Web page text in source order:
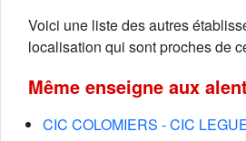
Voici une liste des autres
localisation qui sont proches de
Même enseigne aux
CIC COLOMIERS - CIC